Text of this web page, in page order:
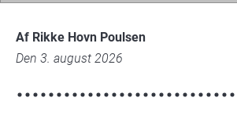
southsudan-
2025-
scaled.jpg
Af Rikke Hovn Poulsen
Den 3. august 2026